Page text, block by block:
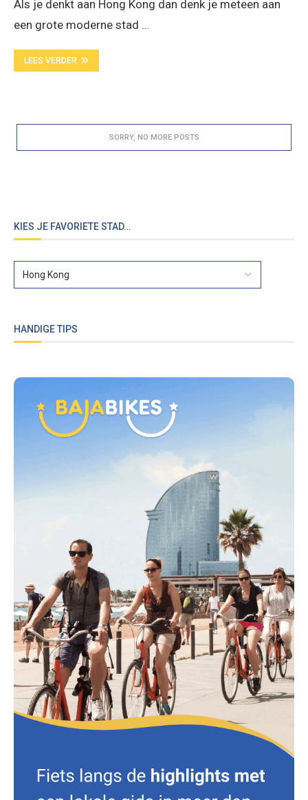
Als je denkt aan Hong Kong dan denk je meteen aan
een grote moderne stad …
LEES VERDER
HANDIGE TIPS